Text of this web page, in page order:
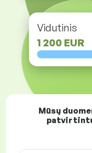
Vidutinis
1 200 EUR
Mūsų